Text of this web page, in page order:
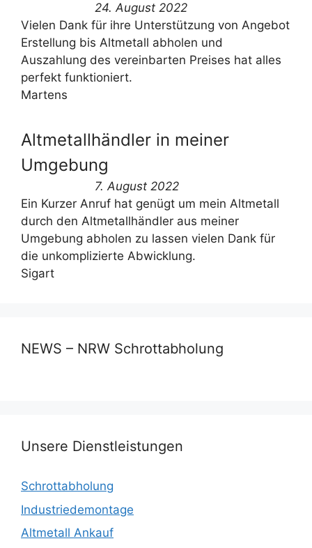
24. August 2022
Vielen Dank für ihre Unterstützung von Angebot
Erstellung bis Altmetall abholen und
Auszahlung des vereinbarten Preises hat alles
perfekt funktioniert.
Martens
Altmetallhändler in meiner
Umgebung
7. August 2022
Ein Kurzer Anruf hat genügt um mein Altmetall
durch den Altmetallhändler aus meiner
Umgebung abholen zu lassen vielen Dank für
die unkomplizierte Abwicklung.
Sigart
NEWS – NRW Schrottabholung
Unsere Dienstleistungen
Schrottabholung
Industriedemontage
Altmetall Ankauf